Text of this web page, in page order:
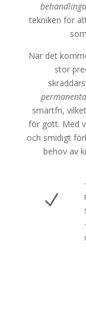
tekniken för
När det
stor
smärtfri,
för gott. Med
och smidigt
behov av
N